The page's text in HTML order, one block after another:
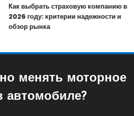
Как выбрать страховую компанию в
2026 году: критерии надежности и
обзор рынка
менять моторное
автомобиле?